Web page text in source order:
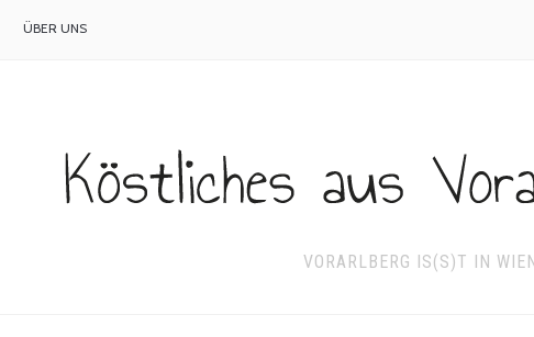
ÜBER UNS
VORARLBERG IS(S)T IN